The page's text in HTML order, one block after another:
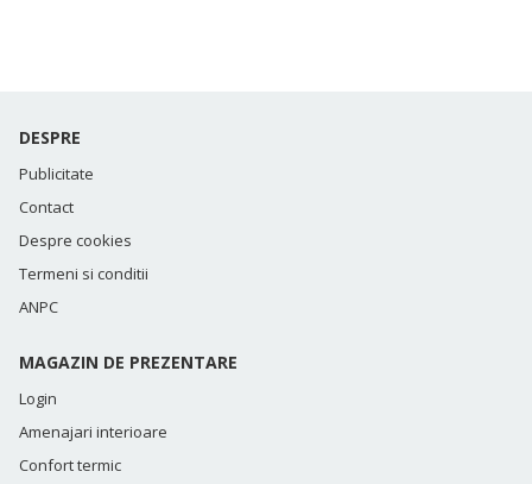
DESPRE
Publicitate
Contact
Despre cookies
Termeni si conditii
ANPC
MAGAZIN DE PREZENTARE
Login
Amenajari interioare
Confort termic